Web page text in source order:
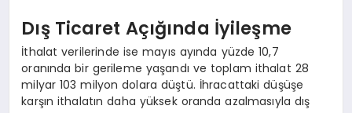
Dış Ticaret Açığında İyileşme
İthalat verilerinde ise mayıs ayında yüzde 10,7
oranında bir gerileme yaşandı ve toplam ithalat 28
milyar 103 milyon dolara düştü. İhracattaki düşüşe
karşın ithalatın daha yüksek oranda azalmasıyla dış